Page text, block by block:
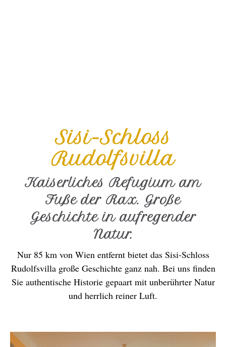
Sisi-Schloss
Rudolfsvilla
Kaiserliches Refugium am
Fuße der Rax. Große
Geschichte in aufregender
Natur.
Nur 85 km von Wien entfernt bietet das Sisi-Schloss
Rudolfsvilla große Geschichte ganz nah. Bei uns finden
Sie authentische Historie gepaart mit unberührter Natur
und herrlich reiner Luft.